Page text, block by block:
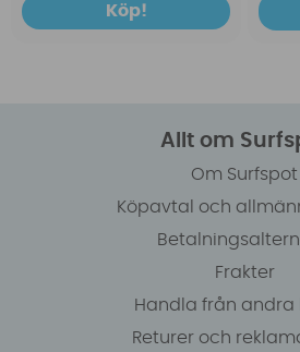
Köp!
Allt om
Om Surfspot
Köpavtal och
Frakter
Handla från andra
Returer och